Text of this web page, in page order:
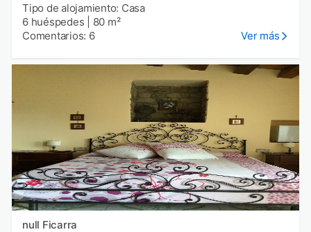
Tipo de alojamiento: Casa
6 huéspedes
80 m²
Comentarios: 6
Ver más
null Ficarra